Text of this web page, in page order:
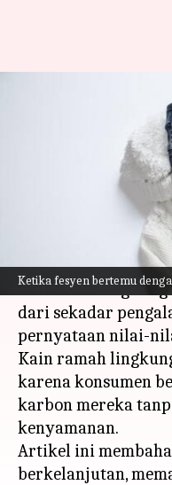
Ketika fesyen bertemu
Fesyen
kasual
digunakan
Taufiq Al Jufri
Di era di mana
kesadaran
dari sekadar
pernyataan nilai-
Kain ramah
karena konsumen
karbon mereka
kenyamanan.
Artikel ini
berkelanjutan,